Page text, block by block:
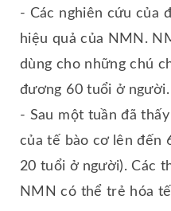
- Các nghiên cứu của
hiệu quả của NMN.
dùng cho những chú
đương 60 tuổi ở người.
- Sau một tuần đã
của tế bào cơ lên đến
20 tuổi ở người). Các
NMN có thể trẻ hóa